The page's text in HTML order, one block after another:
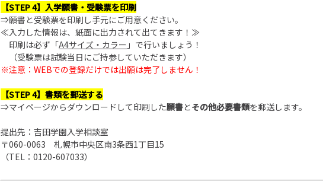
【STEP 4】入学願書・受験票を印刷
⇒願書と受験票を印刷し手元にご用意ください。
≪入力した情報は、紙面に出力されて出てきます！≫
印刷は必ず「A4サイズ・カラー 」で行いましょう！
（受験票は試験当日にご持参していただきます）
※注意：WEBでの登録だけでは出願は完了しません！
【STEP 4】書類を郵送する
⇒マイページからダウンロードして印刷した願書とその他必要書類を郵送します。
提出先：吉田学園入学相談室
〒060-0063 札幌市中央区南3条西1丁目15
（TEL：0120-607033）